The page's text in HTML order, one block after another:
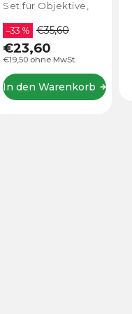
€11,54 ohne MwSt.
€13,96
In den Warenkorb